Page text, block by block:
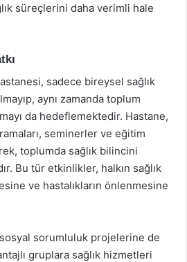
süreçlerini daha verimli hale
sadece bireysel sağlık
aynı zamanda toplum
da hedeflemektedir. Hastane,
seminerler ve eğitim
toplumda sağlık bilincini
Bu tür etkinlikler, halkın sağlık
ve hastalıkların önlenmesine
sorumluluk projelerine de
gruplara sağlık hizmetleri